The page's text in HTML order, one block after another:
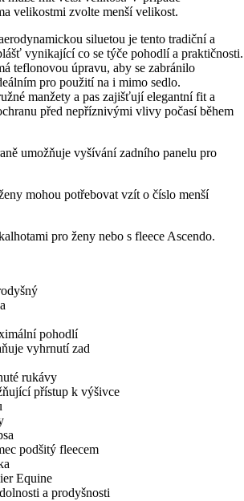
velikostmi zvolte menší velikost.
siluetou je tento tradiční a
vynikající co se týče pohodlí a praktičnosti.
teflonovou úpravu, aby se zabránilo
pro použití na i mimo sedlo.
manžety a pas zajišťují elegantní fit a
před nepříznivými vlivy počasí během
umožňuje vyšívání zadního panelu pro
mohou potřebovat vzít o číslo menší
pro ženy nebo s fleece Ascendo.
pohodlí
vyhrnutí zad
rukávy
přístup k výšivce
podšitý fleecem
Equine
a prodyšnosti